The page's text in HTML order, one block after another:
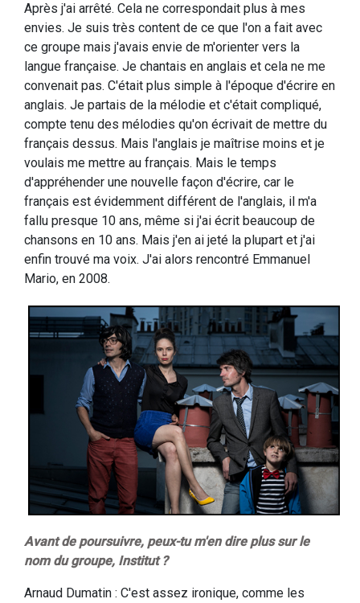
Après j'ai arrêté. Cela ne correspondait plus à mes
envies. Je suis très content de ce que l'on a fait avec
ce groupe mais j'avais envie de m'orienter vers la
langue française. Je chantais en anglais et cela ne me
convenait pas. C'était plus simple à l'époque d'écrire en
anglais. Je partais de la mélodie et c'était compliqué,
compte tenu des mélodies qu'on écrivait de mettre du
français dessus. Mais l'anglais je maîtrise moins et je
voulais me mettre au français. Mais le temps
d'appréhender une nouvelle façon d'écrire, car le
français est évidemment différent de l'anglais, il m'a
fallu presque 10 ans, même si j'ai écrit beaucoup de
chansons en 10 ans. Mais j'en ai jeté la plupart et j'ai
enfin trouvé ma voix. J'ai alors rencontré Emmanuel
Mario, en 2008.
Avant de poursuivre, peux-tu m'en dire plus sur le
nom du groupe, Institut ?
Arnaud Dumatin : C'est assez ironique, comme les